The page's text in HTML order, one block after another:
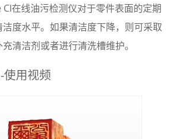
在线油污检测仪对于零件表面的定期
度水平。如果清洁度下降，则可采取
清洁剂或者进行清洗槽维护。
使用视频